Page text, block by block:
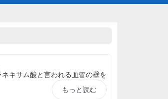
キサム酸と言われる血管の壁を
品で、医師の診断のもとに処方
もっと読む